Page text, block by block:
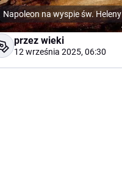
Napoleon na wyspie św. Heleny
przez wieki
12 września 2025, 06:30